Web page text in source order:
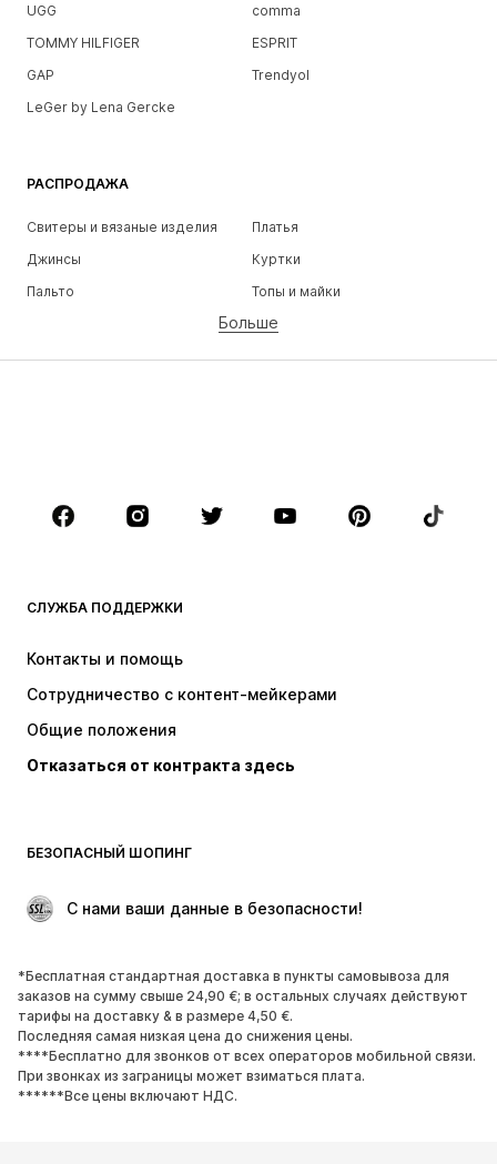
UGG
comma
TOMMY HILFIGER
ESPRIT
GAP
Trendyol
LeGer by Lena Gercke
РАСПРОДАЖА
Свитеры и вязаные изделия
Платья
Джинсы
Куртки
Пальто
Топы и майки
Белье
Аксессуары
Премиум
НОВИНКИ
Куртки
Свитеры и вязаные изделия
Белье
Пальто
Юбки
Поводы
ЭКСКЛЮЗИВ
ОБУВЬ
НОВИНКИ
Модные тенденции
Кроссовки и кеды
Ботинки
Лодочки и туфли на высоких
Больше
СЛУЖБА ПОДДЕРЖКИ
Контакты и помощь
Сотрудничество с контент-мейкерами
Общие положения
Отказаться от контракта здесь
БЕЗОПАСНЫЙ ШОПИНГ
С нами ваши данные в безопасности!
*Бесплатная стандартная доставка в пункты самовывоза для
заказов на сумму свыше 24,90 €; в остальных случаях действуют
тарифы на доставку & в размере 4,50 €.
Последняя самая низкая цена до снижения цены.
****Бесплатно для звонков от всех операторов мобильной связи.
При звонках из заграницы может взиматься плата.
******Все цены включают НДС.